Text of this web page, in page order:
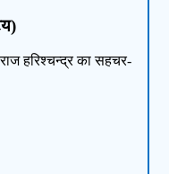
हरिश्चन्द्र का सहचर-